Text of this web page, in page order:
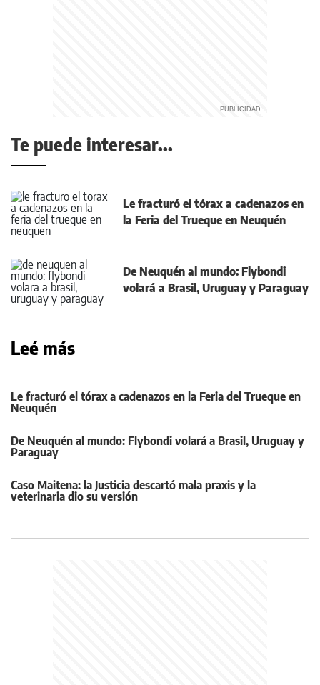
Te puede interesar...
Le fracturó el tórax a cadenazos en
la Feria del Trueque en Neuquén
De Neuquén al mundo: Flybondi
volará a Brasil, Uruguay y Paraguay
Leé más
Le fracturó el tórax a cadenazos en la Feria del Trueque en
Neuquén
De Neuquén al mundo: Flybondi volará a Brasil, Uruguay y
Paraguay
Caso Maitena: la Justicia descartó mala praxis y la
veterinaria dio su versión